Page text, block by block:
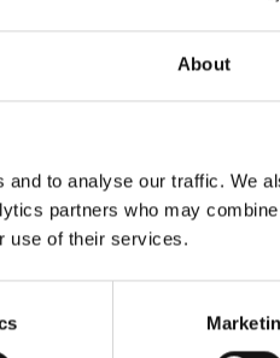
About
to analyse our traffic. We
partners who may
use of their services.